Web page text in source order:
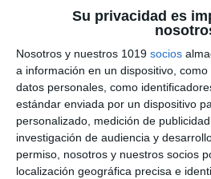
Su privacidad es
Nosotros y nuestros 1019 socios
a información en un dispositivo,
datos personales, como
estándar enviada por un dispositivo
personalizado, medición de
investigación de audiencia y
permiso, nosotros y nuestros socios
localización geográfica precisa e
autoevaluacióny el
Cómo utilizar este
Esta ficha es ideal como
tarea para casa ,material
repaso previo a un examen
evaluacióntras la